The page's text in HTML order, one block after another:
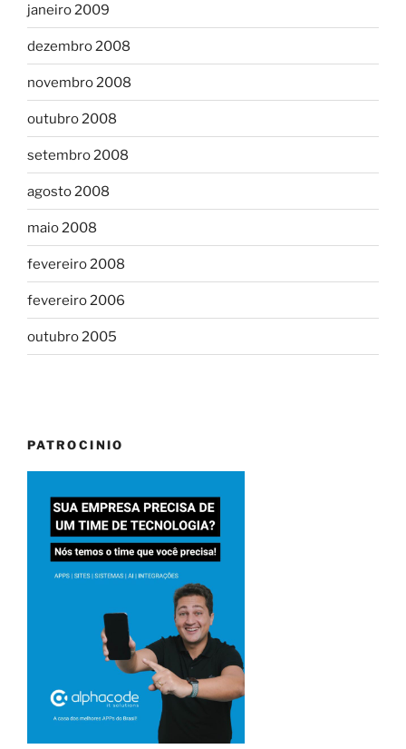
janeiro 2009
dezembro 2008
novembro 2008
outubro 2008
setembro 2008
agosto 2008
maio 2008
fevereiro 2008
fevereiro 2006
outubro 2005
PATROCINIO